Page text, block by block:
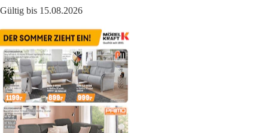
Gültig bis 15.08.2026